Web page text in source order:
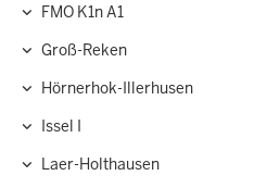
FMO K1n A1
Groß-Reken
Hörnerhok-Illerhusen
Issel I
Laer-Holthausen